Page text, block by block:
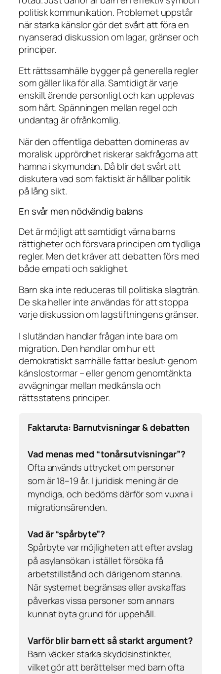
politisk kommunikation. Problemet uppstår
när starka känslor gör det svårt att föra en
nyanserad diskussion om lagar, gränser och
principer.
Ett rättssamhälle bygger på generella regler
som gäller lika för alla. Samtidigt är varje
enskilt ärende personligt och kan upplevas
som hårt. Spänningen mellan regel och
undantag är ofrånkomlig.
När den offentliga debatten domineras av
moralisk upprördhet riskerar sakfrågorna att
hamna i skymundan. Då blir det svårt att
diskutera vad som faktiskt är hållbar politik
på lång sikt.
En svår men nödvändig balans
Det är möjligt att samtidigt värna barns
rättigheter och försvara principen om tydliga
regler. Men det kräver att debatten förs med
både empati och saklighet.
Barn ska inte reduceras till politiska slagträn.
De ska heller inte användas för att stoppa
varje diskussion om lagstiftningens gränser.
I slutändan handlar frågan inte bara om
migration. Den handlar om hur ett
demokratiskt samhälle fattar beslut: genom
känslostormar – eller genom genomtänkta
avvägningar mellan medkänsla och
rättsstatens principer.
Faktaruta: Barnutvisningar & debatten
Vad menas med “tonårsutvisningar”?
Ofta används uttrycket om personer
som är 18–19 år. I juridisk mening är de
myndiga, och bedöms därför som vuxna i
migrationsärenden.
Vad är “spårbyte”?
Spårbyte var möjligheten att efter avslag
på asylansökan i stället försöka få
arbetstillstånd och därigenom stanna.
När systemet begränsas eller avskaffas
påverkas vissa personer som annars
kunnat byta grund för uppehåll.
Varför blir barn ett så starkt argument?
Barn väcker starka skyddsinstinkter,
vilket gör att berättelser med barn ofta